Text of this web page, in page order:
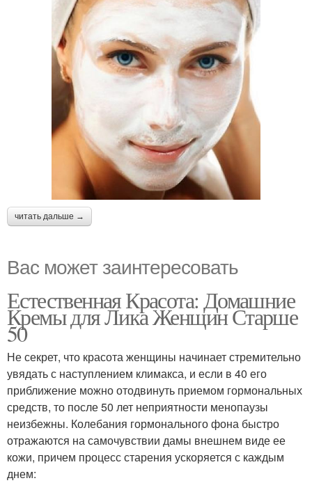
читать дальше →
Вас может заинтересовать
Естественная Красота: Домашние
Кремы для Лика Женщин Старше
50
Не секрет, что красота женщины начинает стремительно
увядать с наступлением климакса, и если в 40 его
приближение можно отодвинуть приемом гормональных
средств, то после 50 лет неприятности менопаузы
неизбежны. Колебания гормонального фона быстро
отражаются на самочувствии дамы внешнем виде ее
кожи, причем процесс старения ускоряется с каждым
днем: